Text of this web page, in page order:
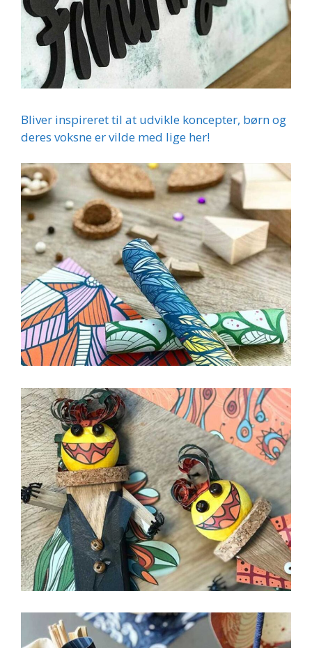
Bliver inspireret til at udvikle koncepter, børn og
deres voksne er vilde med lige her!